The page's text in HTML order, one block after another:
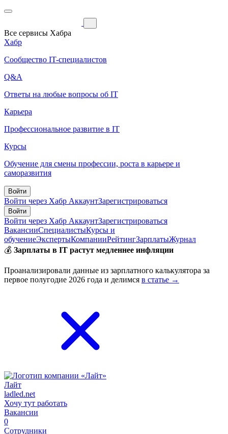
Все сервисы Хабра
Хабр
Сообщество IT-специалистов
Q&A
Ответы на любые вопросы об IT
Карьера
Профессиональное развитие в IT
Курсы
Обучение для смены профессии, роста в карьере и
саморазвития
Войти
Войти через Хабр АккаунтЗарегистрироваться
Войти
Войти через Хабр АккаунтЗарегистрироваться
ВакансииСпециалистыКурсы и
обучениеЭкспертыКомпанииРейтингЗарплатыЖурнал
💰 Зарплаты в IT растут медленнее инфляции
Проанализировали данные из зарплатного калькулятора за
первое полугодие 2026 года и делимся в статье →
Лайт
ladled.net
Хочу тут работать
Вакансии
0
Сотрудники